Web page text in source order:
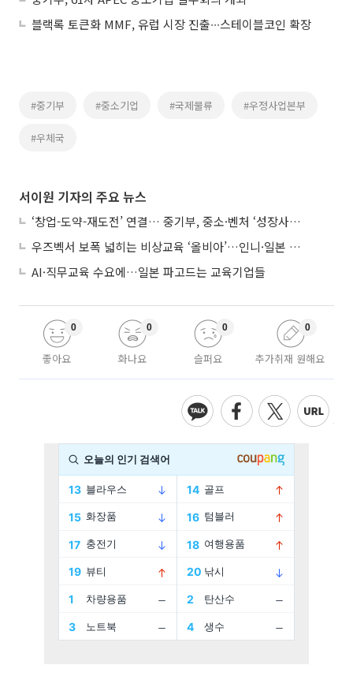
블랙록 토큰화 MMF, 유럽 시장 진출∙∙∙스테이블코인 확장
#중기부 #중소기업 #국제물류 #우정사업본부
#우체국
서이원 기자의 주요 뉴스
‘창업-도약-재도전’ 연결… 중기부, 중소·벤처 ‘성장사다리’ 짓는다
우즈벡서 보폭 넓히는 비상교육 ‘올비아’…인니·일본 진출 타진
AI·직무교육 수요에…일본 파고드는 교육기업들
좋아요
0
화나요
0
슬퍼요
0
추가취재 원해요
0